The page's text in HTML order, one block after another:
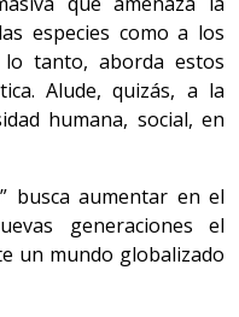
especies como a los
lo tanto, aborda estos
Alude, quizás, a la
humana, social, en
busca aumentar en el
generaciones el
un mundo globalizado